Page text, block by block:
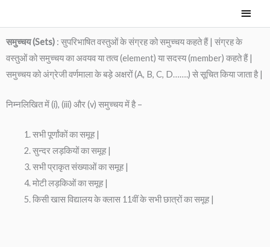
content
Main
Menu
समुच्चय (Sets) : सुपरिभाषित वस्तुओं के संग्रह को समुच्चय कहते हैं | संग्रह के
वस्तुओं को समुच्चय का अवयव या तत्व (element) या सदस्य (member) कहते हैं |
समुच्चय को अंग्रेजी वर्णमाला के बड़े अक्षरों (A, B, C, D…….) से सूचित किया जाता है |
निम्नलिखित में (i), (iii) और (v) समुच्चय में है –
सभी पूर्णांकों का समूह |
सुन्दर लड़कियों का समूह |
सभी प्राकृत संख्याओं का समूह |
मोटी लड़किओं का समूह |
किसी खास विद्यालय के क्लास 11वीं के सभी छात्रों का समूह |